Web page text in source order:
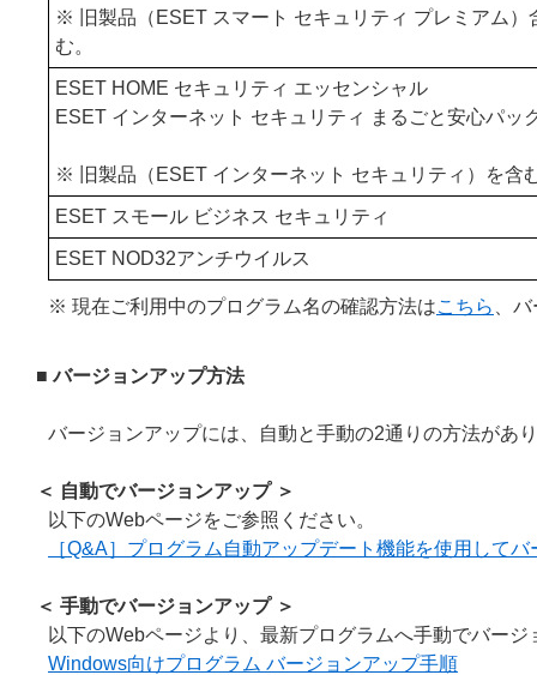
※ 旧製品（ESET スマート セキュリティ プレミアム）
む。
ESET HOME セキュリティ エッセンシャル
ESET インターネット セキュリティ まるごと安心パッ
※ 旧製品（ESET インターネット セキュリティ）を含
ESET スモール ビジネス セキュリティ
ESET NOD32アンチウイルス
※ 現在ご利用中のプログラム名の確認方法はこちら 、
■ バージョンアップ方法
バージョンアップには、自動と手動の2通りの方法があ
＜ 自動でバージョンアップ ＞
以下のWebページをご参照ください。
［Q&A］プログラム自動アップデート機能を使用して
＜ 手動でバージョンアップ ＞
以下のWebページより、最新プログラムへ手動でバー
Windows向けプログラム バージョンアップ手順